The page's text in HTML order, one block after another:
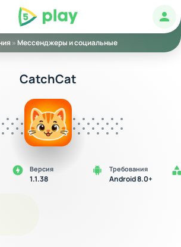
5play
» Мессенджеры и социальные
CatchCat
Версия
1.1.38
Требования
Android 8.0+